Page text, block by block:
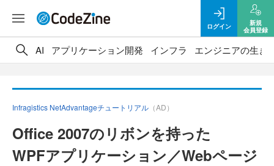
ログイン
新規
会員登録
AI アプリケーション開発 インフラ エンジニアの生き
Infragistics NetAdvantageチュートリアル （AD）
Office 2007のリボンを持った
WPFアプリケーション／Webページ